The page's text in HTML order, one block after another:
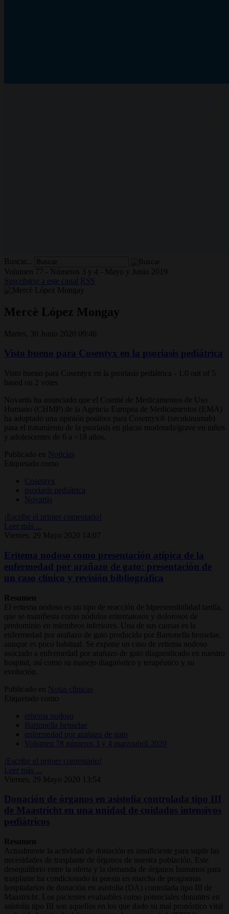
Buscar...
Volumen 77 - Números 3 y 4 - Mayo y Junio 2019
Suscribirse a este canal RSS
Mercè López Mongay
Martes, 30 Junio 2020 09:46
Visto bueno para Cosentyx en la psoriasis pediátrica
Visto bueno para Cosentyx en la psoriasis pediátrica - 1.0 out of 5
based on
2 votes
Novartis ha anunciado que el Comité de Medicamentos de Uso
Humano (CHMP) de la Agencia Europea de Medicamentos (EMA)
ha adoptado una opinión positiva para Cosentyx® (secukinumab)
para el tratamiento de la psoriasis en placas moderada/grave en niños
y adolescentes de 6 a <18 años.
Publicado en
Noticias
Etiquetado como
Cosentyx
psoriasis pediátrica
Novartis
¡Escribe el primer comentario!
Leer más ...
Viernes, 29 Mayo 2020 14:07
Eritema nodoso como presentación atípica de la
enfermedad por arañazo de gato: presentación de
un caso clínico y revisión bibliográfica
Resumen
El eritema nodoso es un tipo de reacción de hipersensibilidad tardía,
que se manifiesta como nódulos eritematosos y dolorosos de
predominio en miembros inferiores. Una de sus causas es la
enfermedad por arañazo de gato producida por Bartonella henselae,
aunque es poco habitual. Se expone un caso de eritema nodoso
asociado a enfermedad por arañazo de gato diagnosticado en nuestro
hospital, así como su manejo diagnóstico y terapéutico y su
evolución.
Publicado en
Notas clínicas
Etiquetado como
eritema nodoso
Bartonella henselae
enfermedad por arañazo de gato
Volumen 78 números 3 y 4 marzoabril 2020
¡Escribe el primer comentario!
Leer más ...
Viernes, 29 Mayo 2020 13:54
Donación de órganos en asistolia controlada tipo III
de Maastricht en una unidad de cuidados intensivos
pediátricos
Resumen
Actualmente la actividad de donación es insuficiente para suplir las
necesidades de trasplante de órganos de nuestra población. Este
desequilibrio entre la oferta y la demanda de órganos humanos para
trasplante ha condicionado la puesta en marcha de programas
hospitalarios de donación en asistolia (DA) controlada tipo III de
Maastricht. Los pacientes evaluables como potenciales donantes en
asistolia tipo III son aquellos en los que dado su mal pronóstico vital